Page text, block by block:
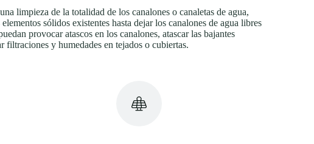
limpieza de la totalidad de los canalones o canaletas de agua,
sólidos existentes hasta dejar los canalones de agua libres
provocar atascos en los canalones, atascar las bajantes
filtraciones y humedades en tejados o cubiertas.